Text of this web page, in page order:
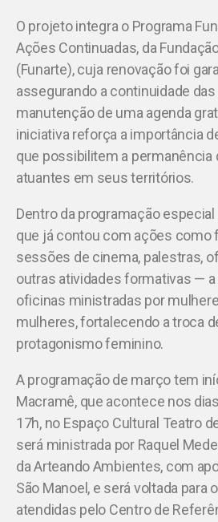
O projeto integra o Programa
Ações Continuadas, da
(Funarte), cuja renovação foi
assegurando a continuidade
manutenção de uma agenda
iniciativa reforça a importância
que possibilitem a permanência
atuantes em seus territórios.
Dentro da programação
que já contou com ações como
sessões de cinema, palestras,
outras atividades formativas —
oficinas ministradas por
mulheres, fortalecendo a troca
protagonismo feminino.
A programação de março tem
Macramê, que acontece nos
17h, no Espaço Cultural Teatro
será ministrada por Raquel
da Arteando Ambientes, com
São Manoel, e será voltada para
atendidas pelo Centro de